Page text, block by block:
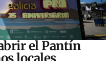
el Pantín